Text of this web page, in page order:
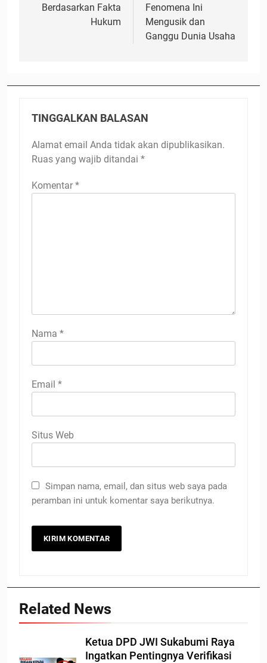
Berdasarkan Fakta
Hukum
Fenomena Ini
Mengusik dan
Ganggu Dunia Usaha
TINGGALKAN BALASAN
Alamat email Anda tidak akan dipublikasikan.
Ruas yang wajib ditandai *
Komentar *
Nama *
Email *
Situs Web
Simpan nama, email, dan situs web saya pada
peramban ini untuk komentar saya berikutnya.
Related News
Ketua DPD JWI Sukabumi Raya
Ingatkan Pentingnya Verifikasi